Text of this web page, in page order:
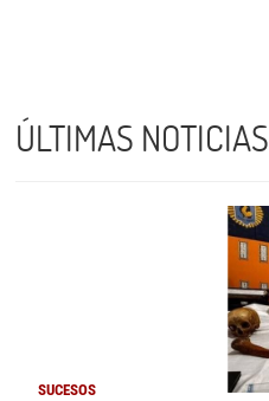
ÚLTIMAS NOTICIAS
SUCESOS